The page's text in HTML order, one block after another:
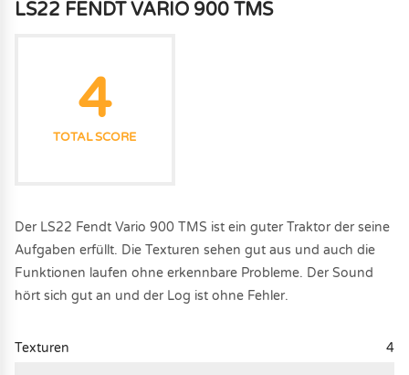
LS22 FENDT VARIO 900 TMS
4
TOTAL SCORE
Der LS22 Fendt Vario 900 TMS ist ein guter Traktor der seine
Aufgaben erfüllt. Die Texturen sehen gut aus und auch die
Funktionen laufen ohne erkennbare Probleme. Der Sound
hört sich gut an und der Log ist ohne Fehler.
Texturen 4